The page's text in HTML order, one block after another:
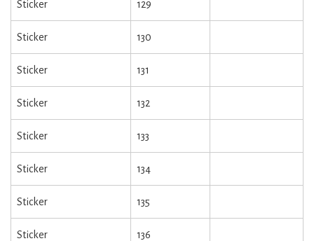
Sticker 129
Sticker 130
Sticker 131
Sticker 132
Sticker 133
Sticker 134
Sticker 135
Sticker 136